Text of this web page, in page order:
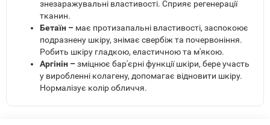
знезаражувальні властивості. Сприяє регенерації
тканин.
Бетаїн – має протизапальні властивості, заспокоює
подразнену шкіру, знімає свербіж та почервоніння.
Робить шкіру гладкою, еластичною та м'якою.
Аргінін – зміцнює бар'єрні функції шкіри, бере участь
у виробленні колагену, допомагає відновити шкіру.
Нормалізує колір обличчя.